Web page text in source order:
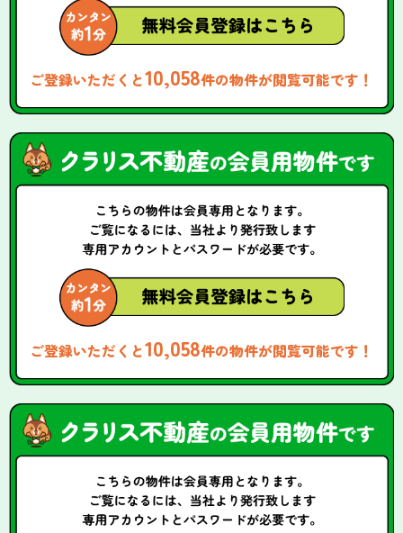
ご登録いただくと10,058件の物件が閲覧可能です！
ご登録いただくと10,058件の物件が閲覧可能です！